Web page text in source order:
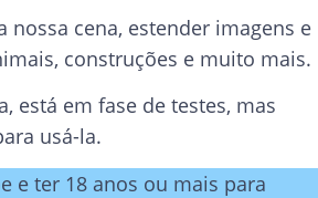
cena, estender imagens e
construções e muito mais.
está em fase de testes, mas
usá-la.
e ter 18 anos ou mais para